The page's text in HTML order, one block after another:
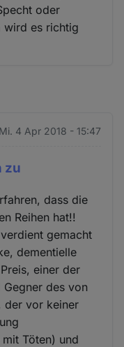
oder
wird es richtig
Mi. 4 Apr 2018 - 15:47
zu
dass die
Reihen hat!!
gemacht
dementielle
einer der
Gegner des von
der vor keiner
Töten) und